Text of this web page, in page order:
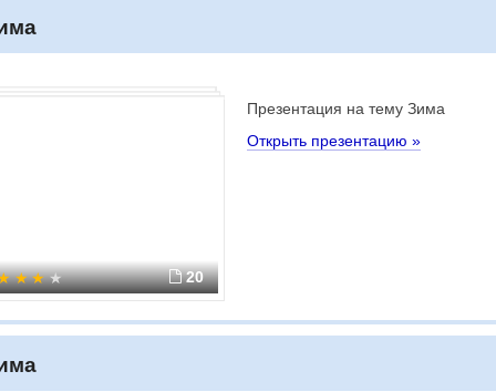
20
Презентация на тему Зима
Открыть презентацию »